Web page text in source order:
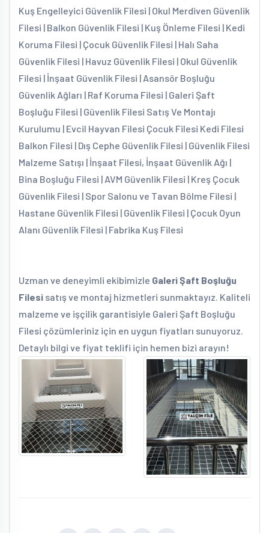
Kuş Engelleyici Güvenlik Filesi | Okul Merdiven Güvenlik
Filesi | Balkon Güvenlik Filesi | Kuş Önleme Filesi | Kedi
Koruma Filesi | Çocuk Güvenlik Filesi | Halı Saha
Güvenlik Filesi | Havuz Güvenlik Filesi | Okul Güvenlik
Filesi | İnşaat Güvenlik Filesi | Asansör Boşluğu
Güvenlik Ağları | Raf Koruma Filesi | Galeri Şaft
Boşluğu Filesi | Güvenlik Filesi Satış Ve Montajı
Kurulumu | Evcil Hayvan Filesi Çocuk Filesi Kedi Filesi
Balkon Filesi | Dış Cephe Güvenlik Filesi | Güvenlik Filesi
Malzeme Satışı | İnşaat Filesi, İnşaat Güvenlik Ağı |
Bina Boşluğu Filesi | AVM Güvenlik Filesi | Kreş Çocuk
Güvenlik Filesi | Spor Salonu ve Tavan Bölme Filesi |
Hastane Güvenlik Filesi | Güvenlik Filesi | Çocuk Oyun
Alanı Güvenlik Filesi | Fabrika Kuş Filesi
Uzman ve deneyimli ekibimizle Galeri Şaft Boşluğu
Filesi satış ve montaj hizmetleri sunmaktayız. Kaliteli
malzeme ve işçilik garantisiyle Galeri Şaft Boşluğu
Filesi çözümleriniz için en uygun fiyatları sunuyoruz.
Detaylı bilgi ve fiyat teklifi için hemen bizi arayın!